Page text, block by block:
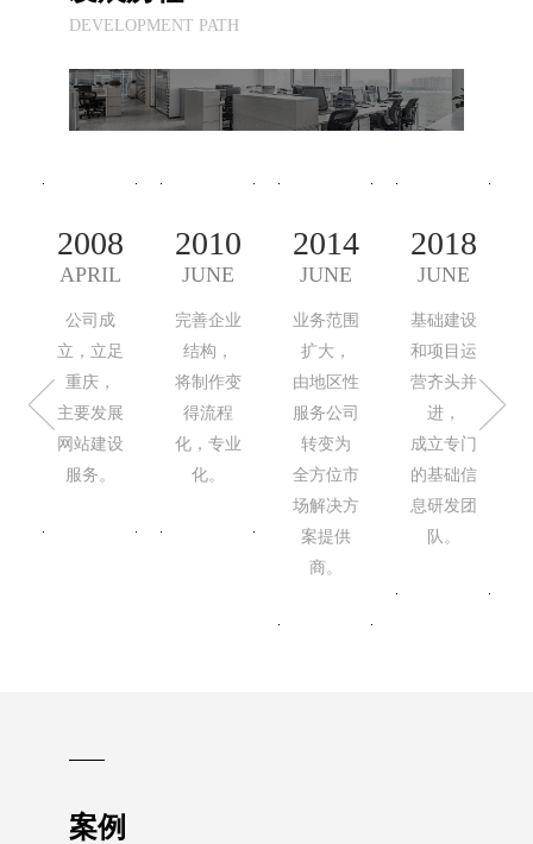
DEVELOPMENT PATH
2008
APRIL
公司成
立，立足
重庆，
主要发展
网站建设
服务。
2010
JUNE
完善企业
结构，
将制作变
得流程
化，专业
化。
2014
JUNE
业务范围
扩大，
由地区性
服务公司
转变为
全方位市
场解决方
案提供
商。
2018
JUNE
基础建设
和项目运
营齐头并
进，
成立专门
的基础信
息研发团
队。
案例